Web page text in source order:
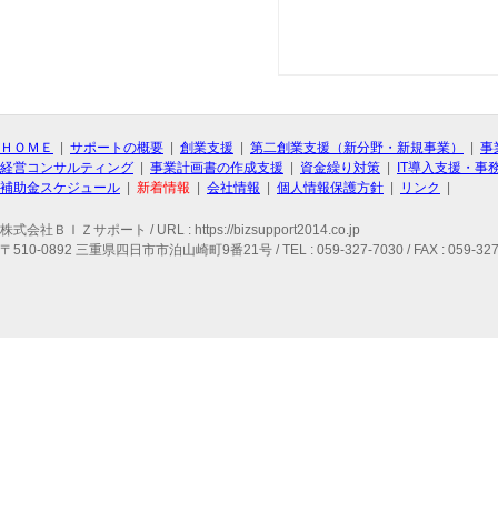
ＨＯＭＥ サポートの概要 創業支援 第二創業支援（新分野・新規事業）
事
経営コンサルティング
事業計画書の作成支援 資金繰り対策
IT導入支援・事
補助金スケジュール
新着情報 会社情報 個人情報保護方針 リンク
株式会社ＢＩＺサポート / URL : https://bizsupport2014.co.jp
〒510-0892 三重県四日市市泊山崎町9番21号 / TEL : 059-327-7030 / FAX : 059-